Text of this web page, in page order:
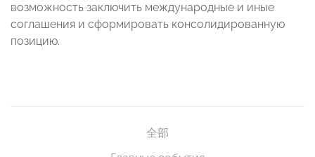
возможность заключить международные и иные
соглашения и сформировать консолидированную
позицию.
全部